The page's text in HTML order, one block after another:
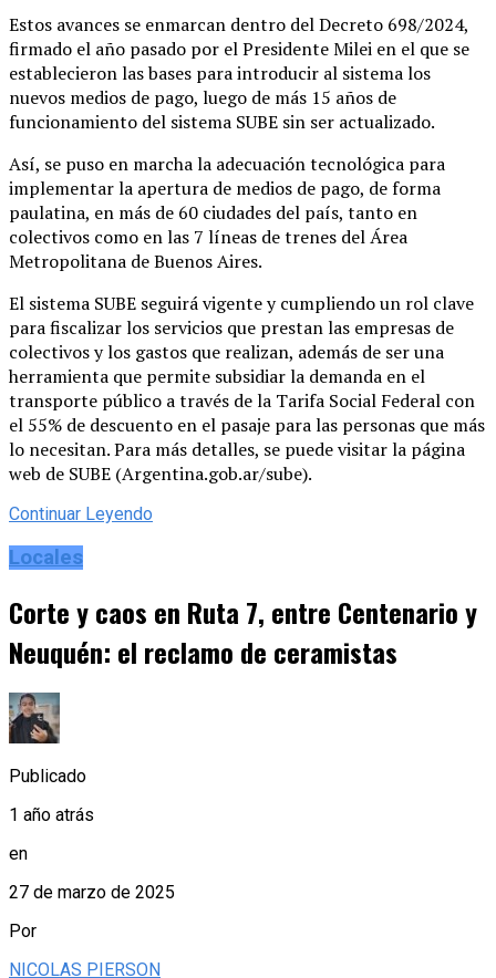
Estos avances se enmarcan dentro del Decreto 698/2024,
firmado el año pasado por el Presidente Milei en el que se
establecieron las bases para introducir al sistema los
nuevos medios de pago, luego de más 15 años de
funcionamiento del sistema SUBE sin ser actualizado.
Así, se puso en marcha la adecuación tecnológica para
implementar la apertura de medios de pago, de forma
paulatina, en más de 60 ciudades del país, tanto en
colectivos como en las 7 líneas de trenes del Área
Metropolitana de Buenos Aires.
El sistema SUBE seguirá vigente y cumpliendo un rol clave
para fiscalizar los servicios que prestan las empresas de
colectivos y los gastos que realizan, además de ser una
herramienta que permite subsidiar la demanda en el
transporte público a través de la Tarifa Social Federal con
el 55% de descuento en el pasaje para las personas que más
lo necesitan. Para más detalles, se puede visitar la página
web de SUBE (Argentina.gob.ar/sube).
Continuar Leyendo
Locales
Corte y caos en Ruta 7, entre Centenario y
Neuquén: el reclamo de ceramistas
Publicado
1 año atrás
en
27 de marzo de 2025
Por
NICOLAS PIERSON